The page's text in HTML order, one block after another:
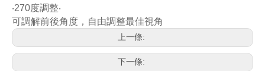
‧270度調整‧
可調解前後角度，自由調整最佳視角
上一條:
下一條: